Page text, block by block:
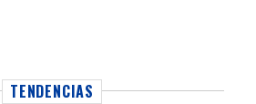
TENDENCIAS